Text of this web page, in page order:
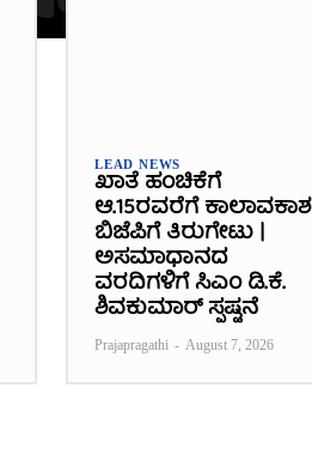
LEAD NEWS
ಖಾತೆ ಹಂಚಿಕೆಗೆ
ಆ.15ರವರೆಗೆ ಕಾಲಾವಕಾಶ
ಬಿಜೆಪಿಗೆ ತಿರುಗೇಟು |
ಅಸಮಾಧಾನದ
ವರದಿಗಳಿಗೆ ಸಿಎಂ ಡಿ.ಕೆ.
ಶಿವಕುಮಾರ್ ಸ್ಪಷ್ಟನೆ
Prajapragathi - August 7, 2026